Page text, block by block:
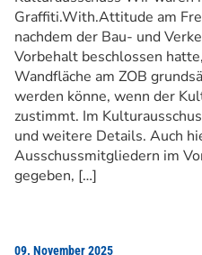
Graffiti.With.Attitude am
nachdem der Bau- und
Vorbehalt beschlossen
Wandfläche am ZOB
werden könne, wenn der
zustimmt. Im
und weitere Details. Auch
Ausschussmitgliedern im
gegeben, […]
09. November 2025